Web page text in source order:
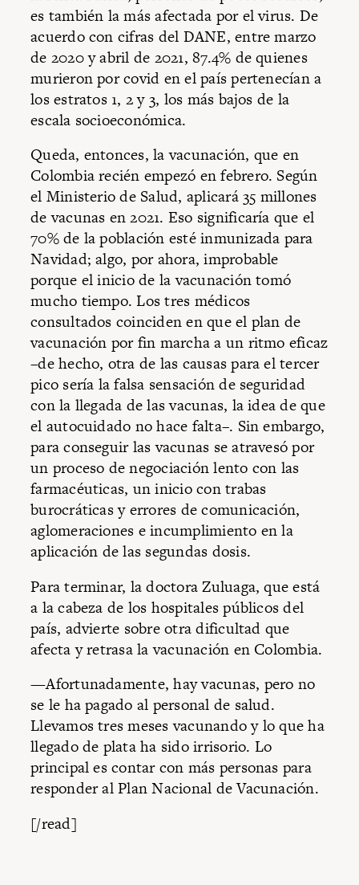
es también la más afectada por el virus. De
acuerdo con cifras del DANE, entre marzo
de 2020 y abril de 2021, 87.4% de quienes
murieron por covid en el país pertenecían a
los estratos 1, 2 y 3, los más bajos de la
escala socioeconómica.
Queda, entonces, la vacunación, que en
Colombia recién empezó en febrero. Según
el Ministerio de Salud, aplicará 35 millones
de vacunas en 2021. Eso significaría que el
70% de la población esté inmunizada para
Navidad; algo, por ahora, improbable
porque el inicio de la vacunación tomó
mucho tiempo. Los tres médicos
consultados coinciden en que el plan de
vacunación por fin marcha a un ritmo eficaz
–de hecho, otra de las causas para el tercer
pico sería la falsa sensación de seguridad
con la llegada de las vacunas, la idea de que
el autocuidado no hace falta–. Sin embargo,
para conseguir las vacunas se atravesó por
un proceso de negociación lento con las
farmacéuticas, un inicio con trabas
burocráticas y errores de comunicación,
aglomeraciones e incumplimiento en la
aplicación de las segundas dosis.
Para terminar, la doctora Zuluaga, que está
a la cabeza de los hospitales públicos del
país, advierte sobre otra dificultad que
afecta y retrasa la vacunación en Colombia.
—Afortunadamente, hay vacunas, pero no
se le ha pagado al personal de salud.
Llevamos tres meses vacunando y lo que ha
llegado de plata ha sido irrisorio. Lo
principal es contar con más personas para
responder al Plan Nacional de Vacunación.
[/read]